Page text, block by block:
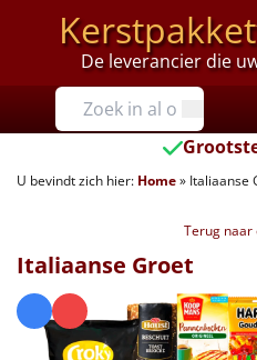
De leverancier die
Prijzen
Tot €25
€25 tot €35
€40 tot €45
€45 tot €50
U bevindt zich hier: Home» Italiaanse
Terug naar
Italiaanse Groet